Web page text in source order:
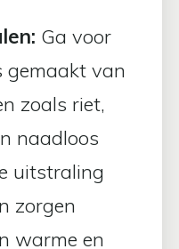
Ga voor
gemaakt van
zoals riet,
naadloos
uitstraling
zorgen
warme en